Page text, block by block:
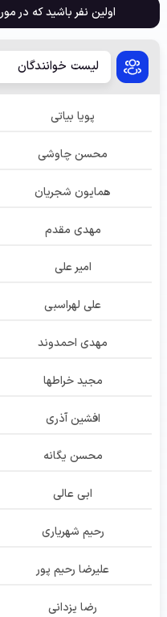
اولین نفر باشید که در
لیست خوانندگان
پویا بیاتی
محسن چاوشی
همایون شجریان
مهدی مقدم
امیر علی
علی لهراسبی
مهدی احمدوند
مجید خراطها
افشین آذری
محسن یگانه
ابی عالی
رحیم شهریاری
علیرضا رحیم پور
رضا یزدانی